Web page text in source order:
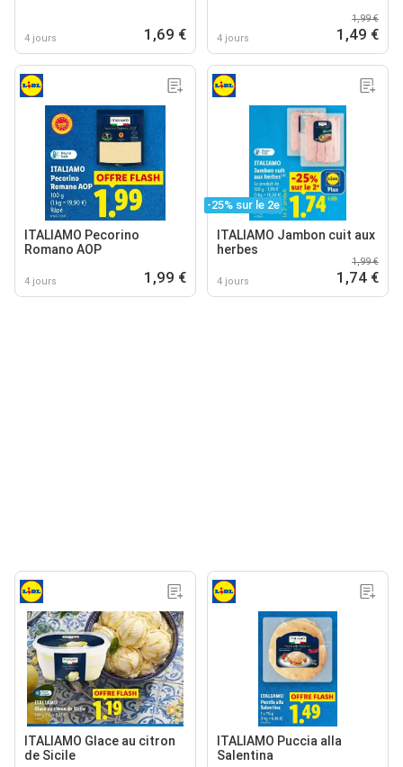
4 jours 1,69 € 4 jours
1,99 €
1,49 €
ITALIAMO Pecorino
Romano AOP
4 jours 1,99 €
-25% sur le 2e
ITALIAMO Jambon cuit aux
herbes
4 jours
1,99 €
1,74 €
ITALIAMO Glace au citron
de Sicile
ITALIAMO Puccia alla
Salentina